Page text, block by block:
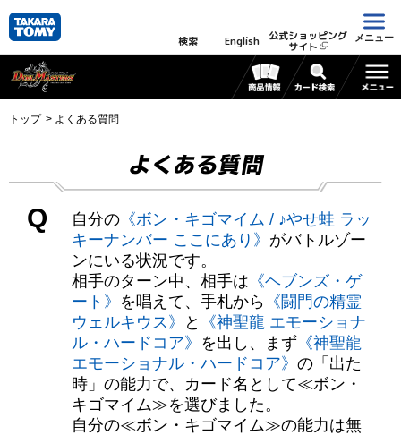
検索 English 公式ショッピング
サイト
メニュー
トップ よくある質問
よくある質問
Q 自分の 《ボン・キゴマイム / ♪やせ蛙 ラッ
キーナンバー ここにあり》 がバトルゾー
ンにいる状況です。
相手のターン中、相手は 《ヘブンズ・ゲ
ート》 を唱えて、手札から 《闘門の精霊
ウェルキウス》
と
《神聖龍 エモーショナ
ル・ハードコア》 を出し、まず 《神聖龍
エモーショナル・ハードコア》 の「出た
時」の能力で、カード名として≪ボン・
キゴマイム≫を選びました。
自分の≪ボン・キゴマイム≫の能力は無